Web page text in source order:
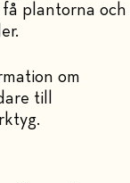
plantorna och
om
till